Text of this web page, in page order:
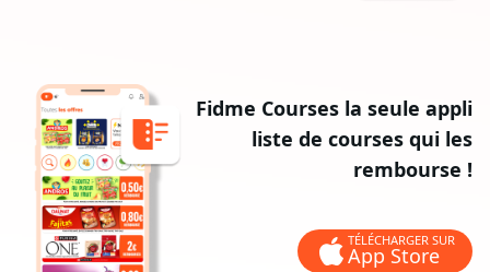
Fidme Courses la seule appli
liste de courses qui les
rembourse !
TÉLÉCHARGER SUR
App Store